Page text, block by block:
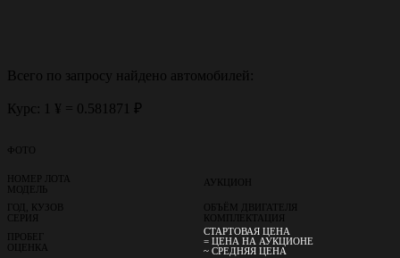
Всего по запросу найдено автомобилей:
Курс: 1 ¥ = 0.581871 ₽
ФОТО
НОМЕР ЛОТА
МОДЕЛЬ
АУКЦИОН
ГОД, КУЗОВ
СЕРИЯ
ОБЪЁМ ДВИГАТЕЛЯ
КОМПЛЕКТАЦИЯ
ПРОБЕГ
ОЦЕНКА
СТАРТОВАЯ ЦЕНА
= ЦЕНА НА АУКЦИОНЕ
~ СРЕДНЯЯ ЦЕНА